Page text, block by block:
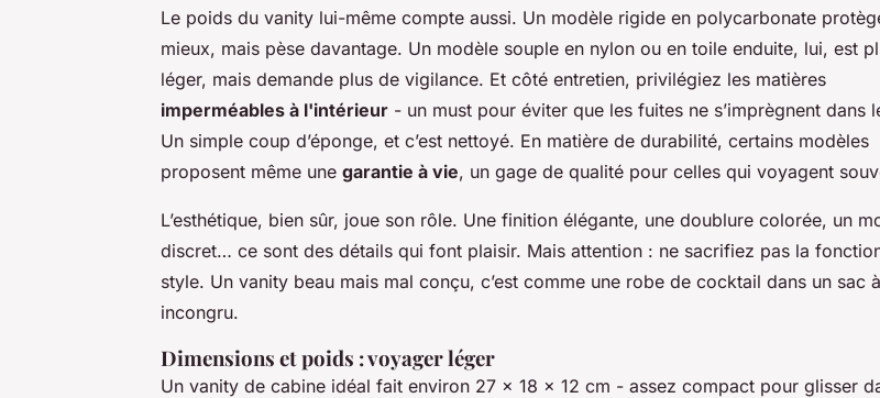
Le poids du vanity lui-même compte aussi. Un modèle rigide en polycarbonate
mieux, mais pèse davantage. Un modèle souple en nylon ou en toile enduite, lui, est
léger, mais demande plus de vigilance. Et côté entretien, privilégiez les matières
imperméables à l'intérieur - un must pour éviter que les fuites ne s’imprègnent dans
Un simple coup d’éponge, et c’est nettoyé. En matière de durabilité, certains modèles
proposent même une garantie à vie, un gage de qualité pour celles qui voyagent
L’esthétique, bien sûr, joue son rôle. Une finition élégante, une doublure colorée, un
discret… ce sont des détails qui font plaisir. Mais attention : ne sacrifiez pas la
style. Un vanity beau mais mal conçu, c’est comme une robe de cocktail dans un sac
incongru.
Dimensions et poids : voyager léger
Un vanity de cabine idéal fait environ 27 x 18 x 12 cm - assez compact pour glisser